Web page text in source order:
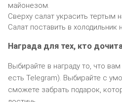
майонезом.
Сверху салат украсить тертым
Салат поставить в холодильник
Награда для тех, кто
Выбирайте в награду то, что
есть Telegram). Выбирайте с
сможете забрать подарок,